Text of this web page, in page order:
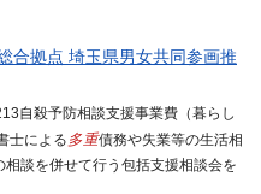
合拠点 埼玉県男女共同参画推
自殺予防相談支援事業費（暮らし
士による 多重債務や失業等の生活相
談を併せて行う包括支援相談会を